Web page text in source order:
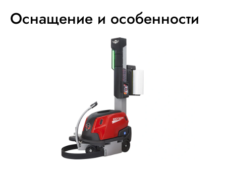
Оснащение и особенности